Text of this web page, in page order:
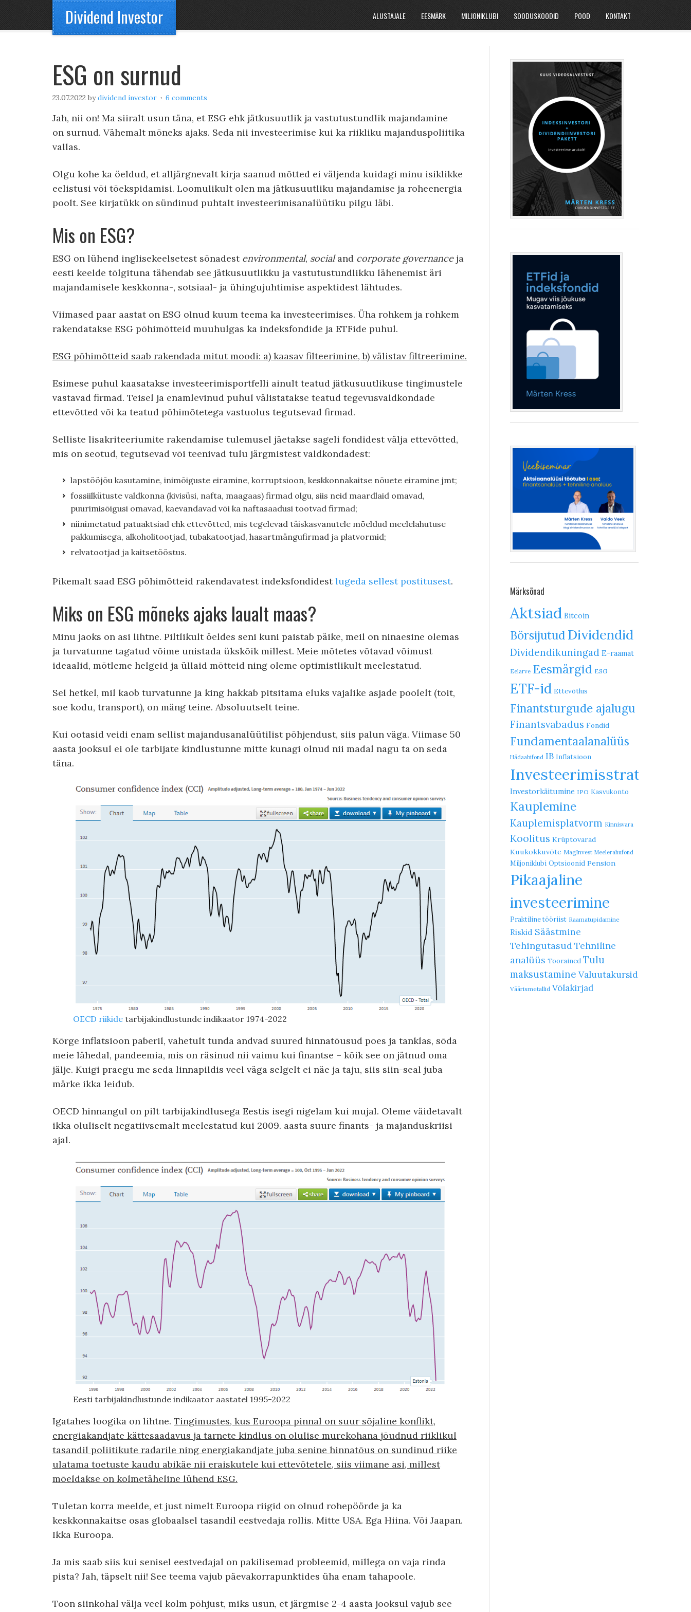
Dividend Investor ALUSTAJALE EESMÄRK MILJONIKLUBI SOODUSKOODID POOD KONTAKT
ESG on surnud
23.07.2022 bydividend investor 6 comments
Jah, nii on! Ma siiralt usun täna, et ESG ehk jätkusuutlik ja vastutustundlik majandamine
on surnud. Vähemalt mõneks ajaks. Seda nii investeerimise kui ka riikliku majanduspoliitika
vallas.
Olgu kohe ka öeldud, et alljärgnevalt kirja saanud mõtted ei väljenda kuidagi minu isiklikke
eelistusi või tõekspidamisi. Loomulikult olen ma jätkusuutliku majandamise ja roheenergia
poolt. See kirjatükk on sündinud puhtalt investeerimisanalüütiku pilgu läbi.
Mis on ESG?
ESG on lühend inglisekeelsetest sõnadest environmental, socialand corporate governanceja
eesti keelde tõlgituna tähendab see jätkusuutlikku ja vastutustundlikku lähenemist äri
majandamisele keskkonna-, sotsiaal- ja ühingujuhtimise aspektidest lähtudes.
Viimased paar aastat on ESG olnud kuum teema ka investeerimises. Üha rohkem ja rohkem
rakendatakse ESG põhimõtteid muuhulgas ka indeksfondide ja ETFide puhul.
ESG põhimõtteid saab rakendada mitut moodi: a) kaasav filteerimine, b) välistav filtreerimine.
Esimese puhul kaasatakse investeerimisportfelli ainult teatud jätkusuutlikuse tingimustele
vastavad firmad. Teisel ja enamlevinud puhul välistatakse teatud tegevusvaldkondade
ettevõtted või ka teatud põhimõtetega vastuolus tegutsevad firmad.
Selliste lisakriteeriumite rakendamise tulemusel jäetakse sageli fondidest välja ettevõtted,
mis on seotud, tegutsevad või teenivad tulu järgmistest valdkondadest:
lapstööjõu kasutamine, inimõiguste eiramine, korruptsioon, keskkonnakaitse nõuete eiramine jmt;
fossiilkütuste valdkonna (kivisüsi, nafta, maagaas) firmad olgu, siis neid maardlaid omavad,
puurimisõigusi omavad, kaevandavad või ka naftasaadusi tootvad firmad;
niinimetatud patuaktsiad ehk ettevõtted, mis tegelevad täiskasvanutele mõeldud meelelahutuse
pakkumisega, alkoholitootjad, tubakatootjad, hasartmängufirmad ja platvormid;
relvatootjad ja kaitsetööstus.
Pikemalt saad ESG põhimõtteid rakendavatest indeksfondidestlugeda sellest postitusest.
Miks on ESG mõneks ajaks laualt maas?
Minu jaoks on asi lihtne. Piltlikult öeldes seni kuni paistab päike, meil on ninaesine olemas
ja turvatunne tagatud võime unistada ükskõik millest. Meie mõtetes võtavad võimust
ideaalid, mõtleme helgeid ja üllaid mõtteid ning oleme optimistlikult meelestatud.
Sel hetkel, mil kaob turvatunne ja king hakkab pitsitama eluks vajalike asjade poolelt (toit,
soe kodu, transport), on mäng teine. Absoluutselt teine.
Kui ootasid veidi enam sellist majandusanalüütilist põhjendust, siis palun väga. Viimase 50
aasta jooksul ei ole tarbijate kindlustunne mitte kunagi olnud nii madal nagu ta on seda
täna.
OECD riikide tarbijakindlustunde indikaator 1974-2022
Kõrge inflatsioon paberil, vahetult tunda andvad suured hinnatõusud poes ja tanklas, sõda
meie lähedal, pandeemia, mis on räsinud nii vaimu kui finantse – kõik see on jätnud oma
jälje. Kuigi praegu me seda linnapildis veel väga selgelt ei näe ja taju, siis siin-seal juba
märke ikka leidub.
OECD hinnangul on pilt tarbijakindlusega Eestis isegi nigelam kui mujal. Oleme väidetavalt
ikka oluliselt negatiivsemalt meelestatud kui 2009. aasta suure finants- ja majanduskriisi
ajal.
Eesti tarbijakindlustunde indikaator aastatel 1995-2022
Igatahes loogika on lihtne. Tingimustes, kus Euroopa pinnal on suur sõjaline konflikt,
energiakandjate kättesaadavus ja tarnete kindlus on olulise murekohana jõudnud riiklikul
tasandil poliitikute radarile ning energiakandjate juba senine hinnatõus on sundinud riike
ulatama toetuste kaudu abikäe nii eraiskutele kui ettevõtetele, siis viimane asi, millest
mõeldakse on kolmetäheline lühend ESG.
Tuletan korra meelde, et just nimelt Euroopa riigid on olnud rohepöörde ja ka
keskkonnakaitse osas globaalsel tasandil eestvedaja rollis. Mitte USA. Ega Hiina. Või Jaapan.
Ikka Euroopa.
Ja mis saab siis kui senisel eestvedajal on pakilisemad probleemid, millega on vaja rinda
pista? Jah, täpselt nii! See teema vajub päevakorrapunktides üha enam tahapoole.
Toon siinkohal välja veel kolm põhjust, miks usun, et järgmise 2-4 aasta jooksul vajub see
Märksõnad
Aktsiad Bitcoin
Börsijutud Dividendid
Dividendikuningad E-raamat
Eelarve Eesmärgid ESG
ETF-id Ettevõtlus
Finantsturgude ajalugu
Finantsvabadus Fondid
Fundamentaalanalüüs
Hädaabifond IB Inflatsioon
Investeerimisstrateegia
Investorkäitumine IPO Kasvukonto
Kauplemine
Kauplemisplatvorm Kinnisvara
Koolitus Krüptovarad
Kuukokkuvõte MagInvest Meelerahufond
Miljoniklubi Optsioonid Pension
Pikaajaline
investeerimine
Praktiline tööriist Raamatupidamine
Riskid Säästmine
TehingutasudTehniline
analüüs Toorained Tulu
maksustamine Valuutakursid
Väärismetallid Võlakirjad